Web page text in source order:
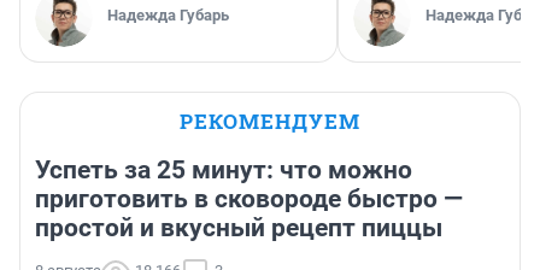
Надежда Губарь Надежда
РЕКОМЕНДУЕМ
Успеть за 25 минут: что можно
приготовить в сковороде быстро —
простой и вкусный рецепт пиццы